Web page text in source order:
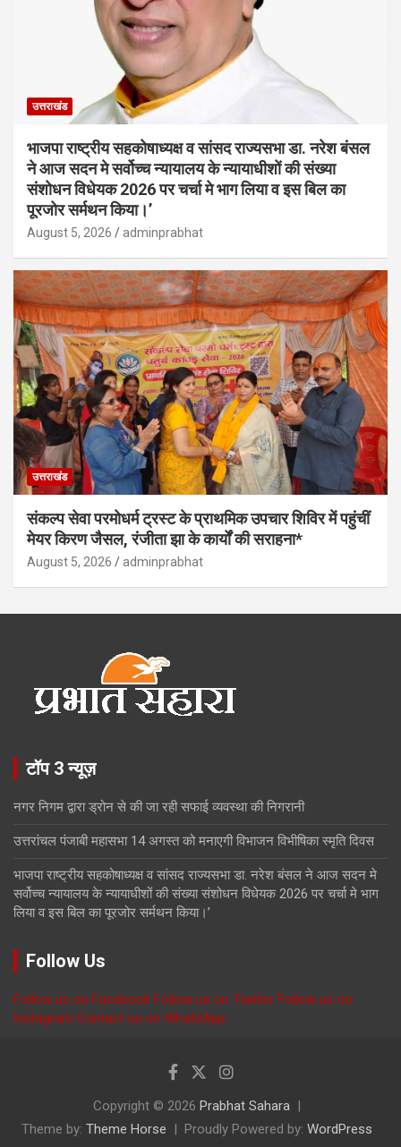
उत्तराखंड
भाजपा राष्ट्रीय सहकोषाध्यक्ष व सांसद राज्यसभा डा. नरेश बंसल
ने आज सदन मे सर्वोच्च न्यायालय के न्यायाधीशों की संख्या
संशोधन विधेयक 2026 पर चर्चा मे भाग लिया व इस बिल का
पूरजोर सर्मथन किया।’
August 5, 2026 adminprabhat
उत्तराखंड
संकल्प सेवा परमोधर्म ट्रस्ट के प्राथमिक उपचार शिविर में पहुंचीं
मेयर किरण जैसल, रंजीता झा के कार्यों की सराहना*
August 5, 2026 adminprabhat
टॉप 3 न्यूज़
नगर निगम द्वारा ड्रोन से की जा रही सफाई व्यवस्था की निगरानी
उत्तरांचल पंजाबी महासभा 14 अगस्त को मनाएगी विभाजन विभीषिका स्मृति दिवस
भाजपा राष्ट्रीय सहकोषाध्यक्ष व सांसद राज्यसभा डा. नरेश बंसल ने आज सदन मे
सर्वोच्च न्यायालय के न्यायाधीशों की संख्या संशोधन विधेयक 2026 पर चर्चा मे भाग
लिया व इस बिल का पूरजोर सर्मथन किया।’
Follow Us
Follow us on Facebook Follow us on Twitter Follow us on
Instagram Contact us on WhatsApp
Copyright © 2026 Prabhat Sahara
Theme by: Theme Horse Proudly Powered by: WordPress